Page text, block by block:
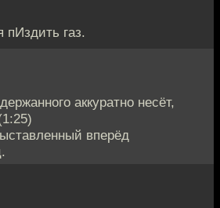
пИздить газ.
аккуратно несёт,
вперёд